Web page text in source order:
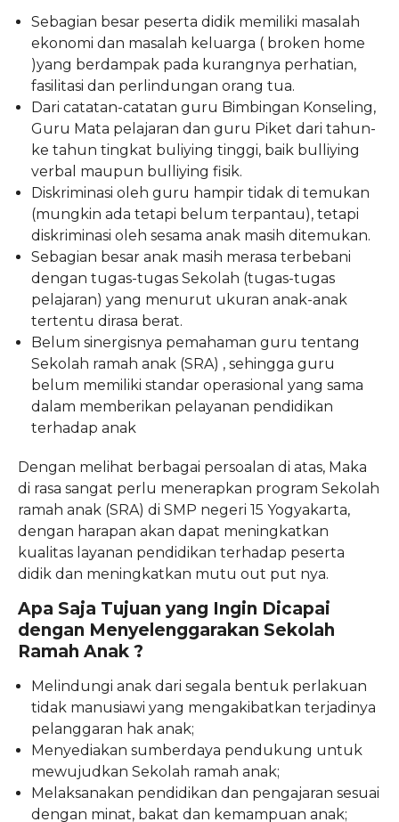
Sebagian besar peserta didik memiliki masalah
ekonomi dan masalah keluarga ( broken home
)yang berdampak pada kurangnya perhatian,
fasilitasi dan perlindungan orang tua.
Dari catatan-catatan guru Bimbingan Konseling,
Guru Mata pelajaran dan guru Piket dari tahun-
ke tahun tingkat buliying tinggi, baik bulliying
verbal maupun bulliying fisik.
Diskriminasi oleh guru hampir tidak di temukan
(mungkin ada tetapi belum terpantau), tetapi
diskriminasi oleh sesama anak masih ditemukan.
Sebagian besar anak masih merasa terbebani
dengan tugas-tugas Sekolah (tugas-tugas
pelajaran) yang menurut ukuran anak-anak
tertentu dirasa berat.
Belum sinergisnya pemahaman guru tentang
Sekolah ramah anak (SRA) , sehingga guru
belum memiliki standar operasional yang sama
dalam memberikan pelayanan pendidikan
terhadap anak
Dengan melihat berbagai persoalan di atas, Maka
di rasa sangat perlu menerapkan program Sekolah
ramah anak (SRA) di SMP negeri 15 Yogyakarta,
dengan harapan akan dapat meningkatkan
kualitas layanan pendidikan terhadap peserta
didik dan meningkatkan mutu out put nya.
Apa Saja Tujuan yang Ingin Dicapai
dengan Menyelenggarakan Sekolah
Ramah Anak ?
Melindungi anak dari segala bentuk perlakuan
tidak manusiawi yang mengakibatkan terjadinya
pelanggaran hak anak;
Menyediakan sumberdaya pendukung untuk
mewujudkan Sekolah ramah anak;
Melaksanakan pendidikan dan pengajaran sesuai
dengan minat, bakat dan kemampuan anak;